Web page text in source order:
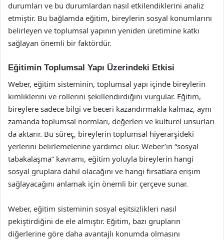
durumları ve bu durumlardan nasıl etkilendiklerini analiz
etmiştir. Bu bağlamda eğitim, bireylerin sosyal konumlarını
belirleyen ve toplumsal yapının yeniden üretimine katkı
sağlayan önemli bir faktördür.
Eğitimin Toplumsal Yapı Üzerindeki Etkisi
Weber, eğitim sisteminin, toplumsal yapı içinde bireylerin
kimliklerini ve rollerini şekillendirdiğini vurgular. Eğitim,
bireylere sadece bilgi ve beceri kazandırmakla kalmaz, aynı
zamanda toplumsal normları, değerleri ve kültürel unsurları
da aktarır. Bu süreç, bireylerin toplumsal hiyerarşideki
yerlerini belirlemelerine yardımcı olur. Weber’in “sosyal
tabakalaşma” kavramı, eğitim yoluyla bireylerin hangi
sosyal gruplara dahil olacağını ve hangi fırsatlara erişim
sağlayacağını anlamak için önemli bir çerçeve sunar.
Weber, eğitim sisteminin sosyal eşitsizlikleri nasıl
pekiştirdiğini de ele almıştır. Eğitim, bazı grupların
diğerlerine göre daha avantajlı konumda olmasını